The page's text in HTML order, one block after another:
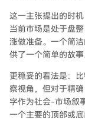
这一主张提出的时
当前市场是处于盘
涨做准备。一个简
供了一个简单的故事
更稳妥的看法是：
察视角，但对于精
字作为社会-市场叙
一个主要的顶部或底